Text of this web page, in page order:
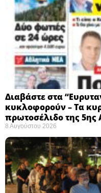
Διαβάστε στα
κυκλοφορούν – Τα
πρωτοσέλιδο της 5ης
8 Αυγούστου 2026